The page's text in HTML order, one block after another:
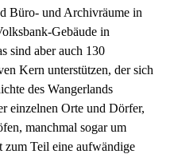
Büro- und Archivräume in
Gebäude in
sind aber auch 130
Kern unterstützen, der sich
des Wangerlands
einzelnen Orte und Dörfer,
manchmal sogar um
zum Teil eine aufwändige